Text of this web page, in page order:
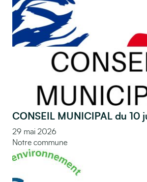
CONSEIL MUNICIPAL du 10
29 mai 2026
Notre commune